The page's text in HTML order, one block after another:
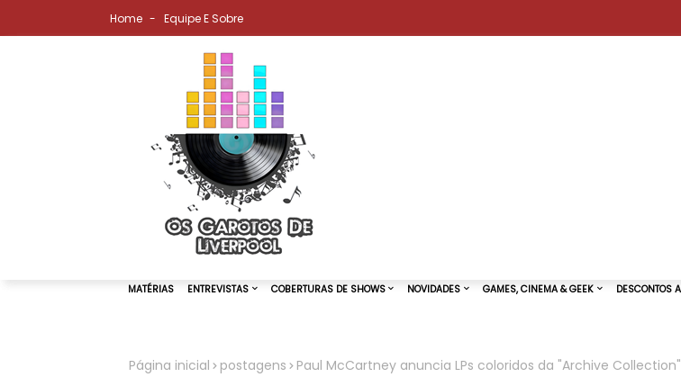
Home Equipe E Sobre
Página inicial postagens Paul McCartney anuncia LPs coloridos da "Archive Collection"